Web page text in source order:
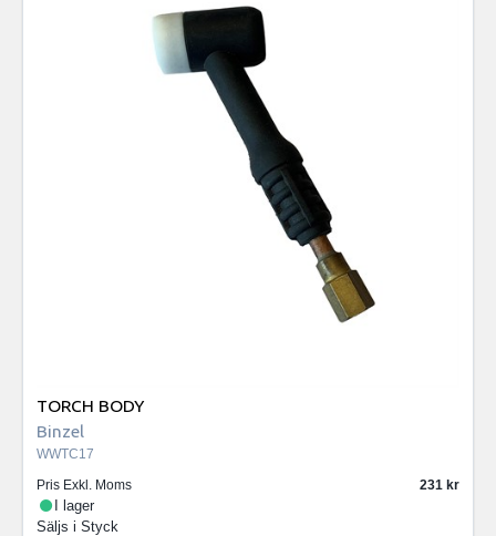
TORCH BODY
Binzel
WWTC17
Pris Exkl. Moms
231
I lager
Säljs i Styck